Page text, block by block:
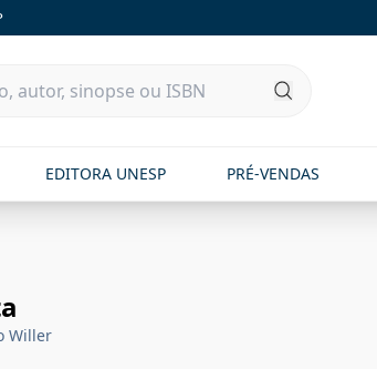
EDITORA UNESP PRÉ-VENDAS
Willer